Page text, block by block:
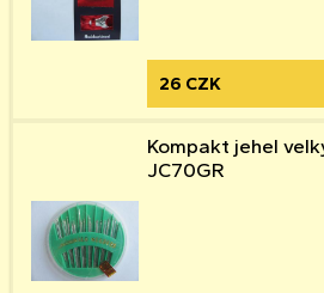
26 CZK
Kompakt jehel
JC70GR